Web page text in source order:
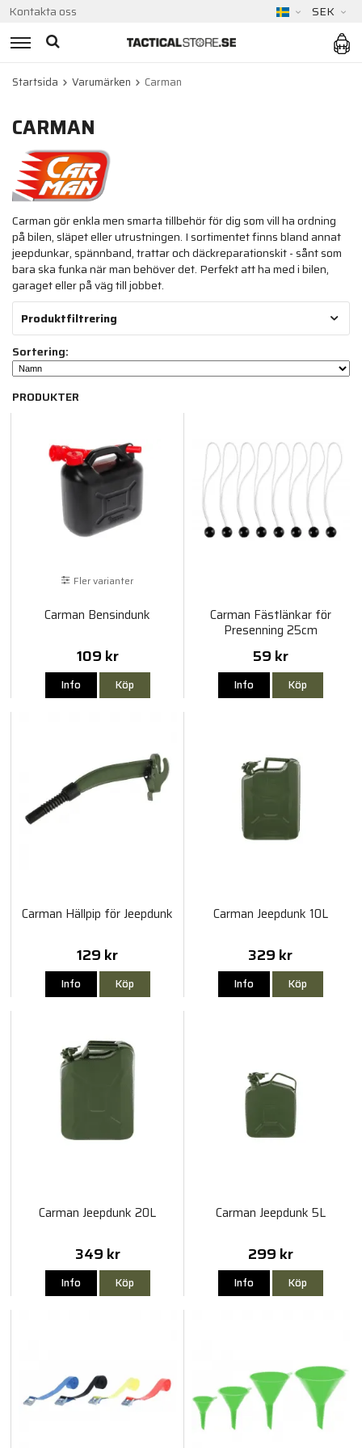
Kontakta oss SEK
Startsida Varumärken Carman
CARMAN
Carman gör enkla men smarta tillbehör för dig som vill ha ordning
på bilen, släpet eller utrustningen. I sortimentet finns bland annat
jeepdunkar, spännband, trattar och däckreparationskit - sånt som
bara ska funka när man behöver det. Perfekt att ha med i bilen,
garaget eller på väg till jobbet.
Produktfiltrering
Sortering:
PRODUKTER
Fler varianter
Carman Bensindunk
109 kr
Info Köp
Carman Fästlänkar för
Presenning 25cm
59 kr
Info Köp
Carman Hällpip för Jeepdunk
129 kr
Info Köp
Carman Jeepdunk 10L
329 kr
Info Köp
Carman Jeepdunk 20L
349 kr
Info Köp
Carman Jeepdunk 5L
299 kr
Info Köp